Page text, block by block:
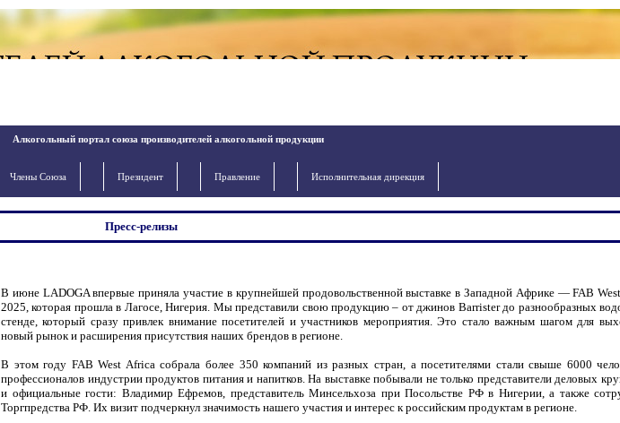
Алкогольный портал союза производителей алкогольной продукции
Члены Cоюза Президент Правление Исполнительная дирекция
Пресс-релизы
В июне LADOGA впервые приняла участие в крупнейшей продовольственной выставке в Западной Африке — FAB
2025, которая прошла в Лагосе, Нигерия. Мы представили свою продукцию – от джинов Barrister до разнообразных
стенде, который сразу привлек внимание посетителей и участников мероприятия. Это стало важным шагом для
новый рынок и расширения присутствия наших брендов в регионе.
В этом году FAB West Africa собрала более 350 компаний из разных стран, а посетителями стали свыше 6000
профессионалов индустрии продуктов питания и напитков. На выставке побывали не только представители деловых
и официальные гости: Владимир Ефремов, представитель Минсельхоза при Посольстве РФ в Нигерии, а также
Торгпредства РФ. Их визит подчеркнул значимость нашего участия и интерес к российским продуктам в регионе.